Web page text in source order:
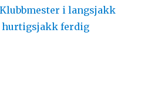
i langsjakk
hurtigsjakk ferdig